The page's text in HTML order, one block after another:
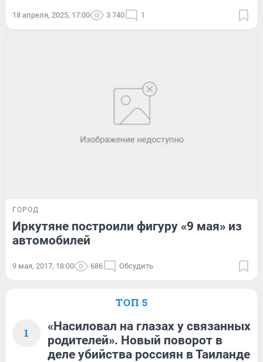
18 апреля, 2025, 17:00 3 740 1
ГОРОД
Иркутяне построили фигуру «9 мая» из
автомобилей
9 мая, 2017, 18:00 686 Обсудить
ТОП 5
1
«Насиловал на глазах у связанных
родителей». Новый поворот в
деле убийства россиян в Таиланде